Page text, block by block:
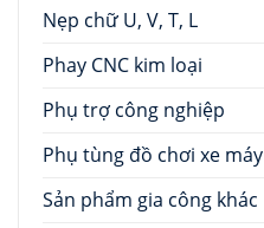
Nẹp chữ U, V, T, L
Phay CNC kim loại
Phụ trợ công nghiệp
Phụ tùng đồ chơi xe máy
Sản phẩm gia công khác